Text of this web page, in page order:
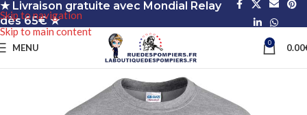
Skip to navigation
Skip to main content
★ Livraison gratuite avec Mondial Relay
dès 65€ ★
MENU 0 0.00